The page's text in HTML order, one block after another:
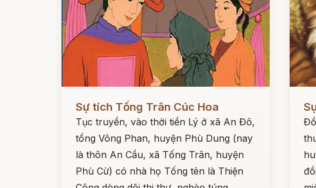
Sự tích Tống Trân Cúc Hoa
Tục truyền, vào thời tiền Lý ở xã An Đô,
tổng Võng Phan, huyện Phù Dung (nay
là thôn An Cầu, xã Tống Trân, huyện
Phù Cừ) có nhà họ Tống tên là Thiện